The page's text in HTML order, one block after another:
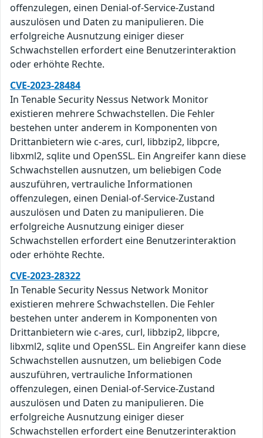
offenzulegen, einen Denial-of-Service-Zustand
auszulösen und Daten zu manipulieren. Die
erfolgreiche Ausnutzung einiger dieser
Schwachstellen erfordert eine Benutzerinteraktion
oder erhöhte Rechte.
CVE-2023-28484
In Tenable Security Nessus Network Monitor
existieren mehrere Schwachstellen. Die Fehler
bestehen unter anderem in Komponenten von
Drittanbietern wie c-ares, curl, libbzip2, libpcre,
libxml2, sqlite und OpenSSL. Ein Angreifer kann diese
Schwachstellen ausnutzen, um beliebigen Code
auszuführen, vertrauliche Informationen
offenzulegen, einen Denial-of-Service-Zustand
auszulösen und Daten zu manipulieren. Die
erfolgreiche Ausnutzung einiger dieser
Schwachstellen erfordert eine Benutzerinteraktion
oder erhöhte Rechte.
CVE-2023-28322
In Tenable Security Nessus Network Monitor
existieren mehrere Schwachstellen. Die Fehler
bestehen unter anderem in Komponenten von
Drittanbietern wie c-ares, curl, libbzip2, libpcre,
libxml2, sqlite und OpenSSL. Ein Angreifer kann diese
Schwachstellen ausnutzen, um beliebigen Code
auszuführen, vertrauliche Informationen
offenzulegen, einen Denial-of-Service-Zustand
auszulösen und Daten zu manipulieren. Die
erfolgreiche Ausnutzung einiger dieser
Schwachstellen erfordert eine Benutzerinteraktion